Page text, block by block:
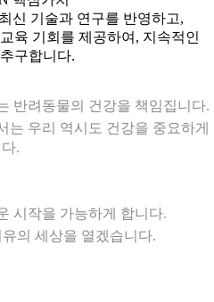
신 기술과 연구를 반영하고,
육 기회를 제공하여, 지속적인
구합니다.
반려동물의 건강을 책임집니다.
는 우리 역시도 건강을 중요하게
.
시작을 가능하게 합니다.
의 세상을 열겠습니다.